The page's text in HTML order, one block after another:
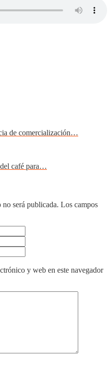
de comercialización…
café para…
será publicada. Los campos
y web en este navegador